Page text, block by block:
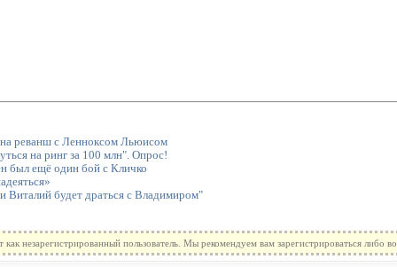
реванш с Ленноксом Льюисом
на ринг за 100 млн". Опрос!
был ещё один бой с Кличко
Виталий будет драться с Владимиром"
незарегистрированный пользователь. Мы рекомендуем вам зарегистрироваться либо